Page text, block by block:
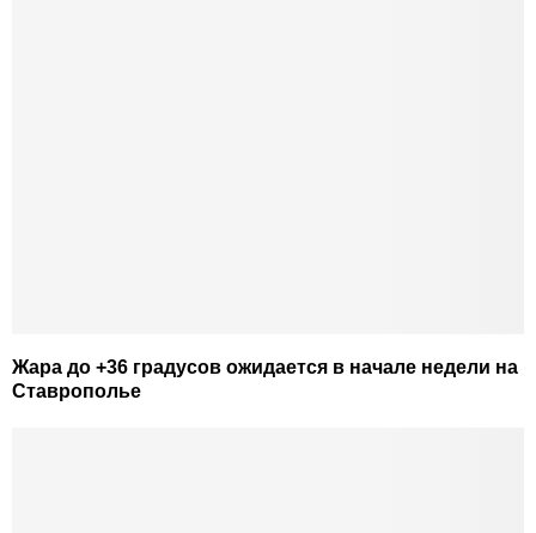
Жара до +36 градусов ожидается в начале недели на
Ставрополье